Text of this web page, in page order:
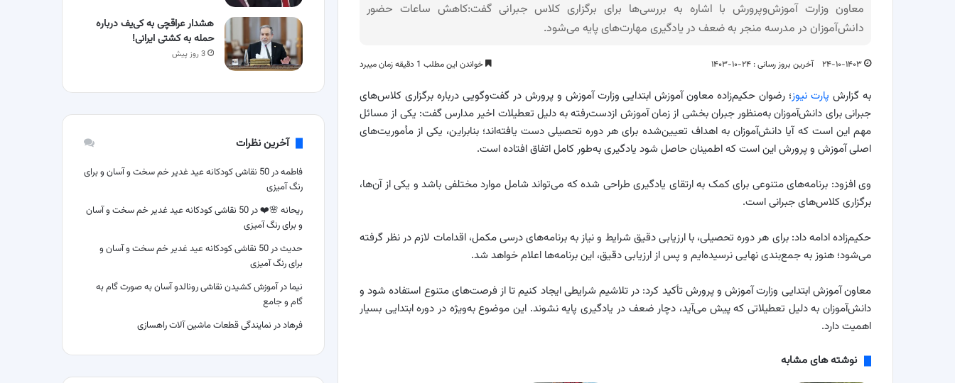
معاون وزارت آموزش‌وپرورش با اشاره به بررسی‌ها برای برگزاری کلاس جبرانی گفت:کاهش ساعات حضور
دانش‌آموزان در مدرسه منجر به ضعف در یادگیری مهارت‌های پایه می‌شود.
۲۴-۱۰-۱۴۰۳ آخرین بروز رسانی : ۲۴-۱۰-۱۴۰۳ خواندن این مطلب 1 دقیقه زمان میبرد
به گزارش پارت نیوز؛ رضوان حکیم‌زاده معاون آموزش ابتدایی وزارت آموزش و پرورش در گفت‌وگویی درباره برگزاری کلاس‌های
جبرانی برای دانش‌آموزان به‌منظور جبران بخشی از زمان آموزش ازدست‌رفته به دلیل تعطیلات اخیر مدارس گفت: یکی از مسائل
مهم این است که آیا دانش‌آموزان به اهداف تعیین‌شده برای هر دوره تحصیلی دست یافته‌اند؛ بنابراین، یکی از مأموریت‌های
اصلی آموزش و پرورش این است که اطمینان حاصل شود یادگیری به‌طور کامل اتفاق افتاده است.
وی افزود: برنامه‌های متنوعی برای کمک به ارتقای یادگیری طراحی شده که می‌تواند شامل موارد مختلفی باشد و یکی از آن‌ها،
برگزاری کلاس‌های جبرانی است.
حکیم‌زاده ادامه داد: برای هر دوره تحصیلی، با ارزیابی دقیق شرایط و نیاز به برنامه‌های درسی مکمل، اقدامات لازم در نظر گرفته
می‌شود؛ هنوز به جمع‌بندی نهایی نرسیده‌ایم و پس از ارزیابی دقیق، این برنامه‌ها اعلام خواهد شد.
معاون آموزش ابتدایی وزارت آموزش و پرورش تأکید کرد: در تلاشیم شرایطی ایجاد کنیم تا از فرصت‌های متنوع استفاده شود و
دانش‌آموزان به دلیل تعطیلاتی که پیش می‌آید، دچار ضعف در یادگیری پایه نشوند. این موضوع به‌ویژه در دوره ابتدایی بسیار
اهمیت دارد.
نوشته های مشابه
هشدار عراقچی به کی‌یف درباره
حمله به کشتی ایرانی!
3 روز پیش
آخرین نظرات
فاطمهدر
50 نقاشی کودکانه عید غدیر خم سخت و آسان و برای
رنگ آمیزی
ریحانه 🌸❤️در
50 نقاشی کودکانه عید غدیر خم سخت و آسان
و برای رنگ آمیزی
حدیثدر
50 نقاشی کودکانه عید غدیر خم سخت و آسان و
برای رنگ آمیزی
نیما درآموزش کشیدن نقاشی رونالدو آسان به صورت گام به
گام و جامع
فرهاددر نمایندگی قطعات ماشین آلات راهسازی